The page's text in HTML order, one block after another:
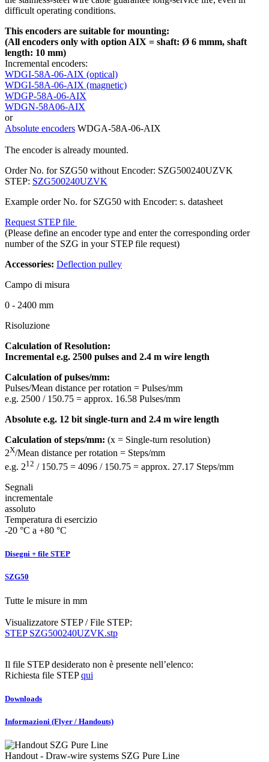
difficult operating conditions.
This encoders are suitable for mounting:
(All encoders only with option AIX = shaft: Ø 6 mmm, shaft
length: 10 mm)
Incremental encoders:
WDGI-58A-06-AIX (optical)
WDGI-58A-06-AIX (magnetic)
WDGP-58A-06-AIX
WDGN-58A06-AIX
or
Absolute encoders WDGA-58A-06-AIX
The encoder is already mounted.
Order No. for SZG50 without Encoder: SZG500240UZVK
STEP: SZG500240UZVK
Example order No. for SZG50 with Encoder: s. datasheet
Request STEP file
(Please define an encoder type and enter the corresponding order
number of the SZG in your STEP file request)
Accessories: Deflection pulley
Campo di misura
0 - 2400 mm
Risoluzione
Calculation of Resolution:
Incremental e.g. 2500 pulses and 2.4 m wire length
Calculation of pulses/mm:
Pulses/Mean distance per rotation = Pulses/mm
e.g. 2500 / 150.75 = approx. 16.58 Pulses/mm
Absolute e.g. 12 bit single-turn and 2.4 m wire length
Calculation of steps/mm: (x = Single-turn resolution)
2X/Mean distance per rotation = Steps/mm
e.g. 212 / 150.75 = 4096 / 150.75 = approx. 27.17 Steps/mm
Segnali
incrementale
assoluto
Temperatura di esercizio
-20 °C a +80 °C
Disegni + file STEP
SZG50
Tutte le misure in mm
Visualizzatore STEP / File STEP:
STEP SZG500240UZVK.stp
Il file STEP desiderato non è presente nell’elenco:
Richiesta file STEPqui
Downloads
Informazioni (Flyer / Handouts)
Handout - Draw-wire systems SZG Pure Line